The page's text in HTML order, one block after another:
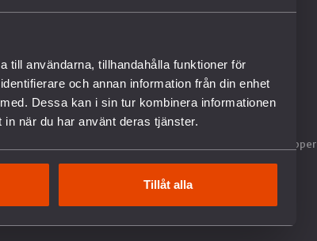
till användarna, tillhandahålla funktioner för
och annan information från din enhet
Dessa kan i sin tur kombinera informationen
när du har använt deras tjänster.
Tillåt alla
minnesgåva
ge
08 51
Kurser & Utbildningar
Boka föreläsning
Starta en fredsgrupp
Sök stöd ur våra fonder
Lokalföreningar & Fredsgrupper